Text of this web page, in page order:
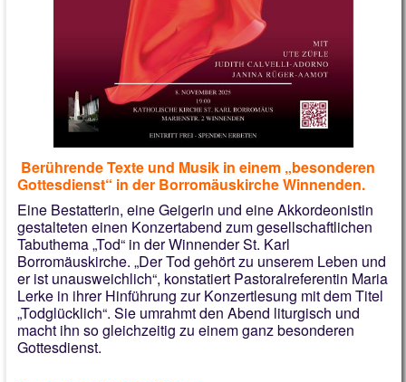
Berührende Texte und Musik in einem „besonderen
Gottesdienst“ in der Borromäuskirche Winnenden.
Eine Bestatterin, eine Geigerin und eine Akkordeonistin
gestalteten einen Konzertabend zum gesellschaftlichen
Tabuthema „Tod“ in der Winnender St. Karl
Borromäuskirche. „Der Tod gehört zu unserem Leben und
er ist unausweichlich“, konstatiert Pastoralreferentin Maria
Lerke in ihrer Hinführung zur Konzertlesung mit dem Titel
„Todglücklich“. Sie umrahmt den Abend liturgisch und
macht ihn so gleichzeitig zu einem ganz besonderen
Gottesdienst.